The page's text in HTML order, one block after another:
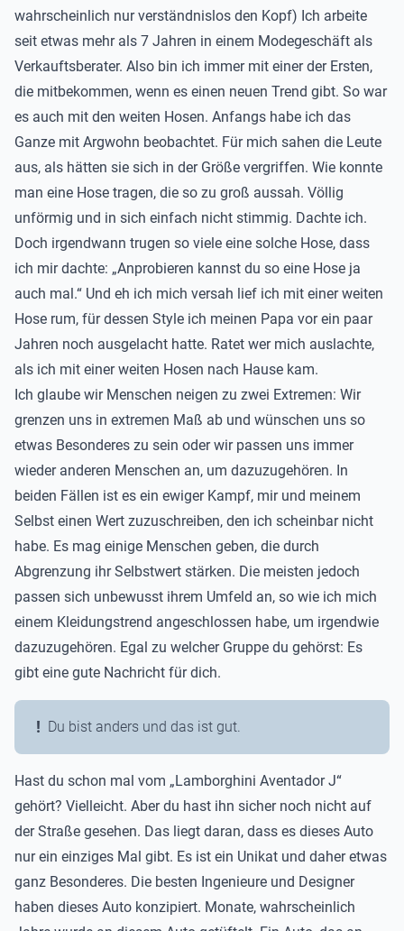
wahrscheinlich nur verständnislos den Kopf) Ich arbeite
seit etwas mehr als 7 Jahren in einem Modegeschäft als
Verkauftsberater. Also bin ich immer mit einer der Ersten,
die mitbekommen, wenn es einen neuen Trend gibt. So war
es auch mit den weiten Hosen. Anfangs habe ich das
Ganze mit Argwohn beobachtet. Für mich sahen die Leute
aus, als hätten sie sich in der Größe vergriffen. Wie konnte
man eine Hose tragen, die so zu groß aussah. Völlig
unförmig und in sich einfach nicht stimmig. Dachte ich.
Doch irgendwann trugen so viele eine solche Hose, dass
ich mir dachte: „Anprobieren kannst du so eine Hose ja
auch mal.“ Und eh ich mich versah lief ich mit einer weiten
Hose rum, für dessen Style ich meinen Papa vor ein paar
Jahren noch ausgelacht hatte. Ratet wer mich auslachte,
als ich mit einer weiten Hosen nach Hause kam.
Ich glaube wir Menschen neigen zu zwei Extremen: Wir
grenzen uns in extremen Maß ab und wünschen uns so
etwas Besonderes zu sein oder wir passen uns immer
wieder anderen Menschen an, um dazuzugehören. In
beiden Fällen ist es ein ewiger Kampf, mir und meinem
Selbst einen Wert zuzuschreiben, den ich scheinbar nicht
habe. Es mag einige Menschen geben, die durch
Abgrenzung ihr Selbstwert stärken. Die meisten jedoch
passen sich unbewusst ihrem Umfeld an, so wie ich mich
einem Kleidungstrend angeschlossen habe, um irgendwie
dazuzugehören. Egal zu welcher Gruppe du gehörst: Es
gibt eine gute Nachricht für dich.
Du bist anders und das ist gut.
Hast du schon mal vom „Lamborghini Aventador J“
gehört? Vielleicht. Aber du hast ihn sicher noch nicht auf
der Straße gesehen. Das liegt daran, dass es dieses Auto
nur ein einziges Mal gibt. Es ist ein Unikat und daher etwas
ganz Besonderes. Die besten Ingenieure und Designer
haben dieses Auto konzipiert. Monate, wahrscheinlich